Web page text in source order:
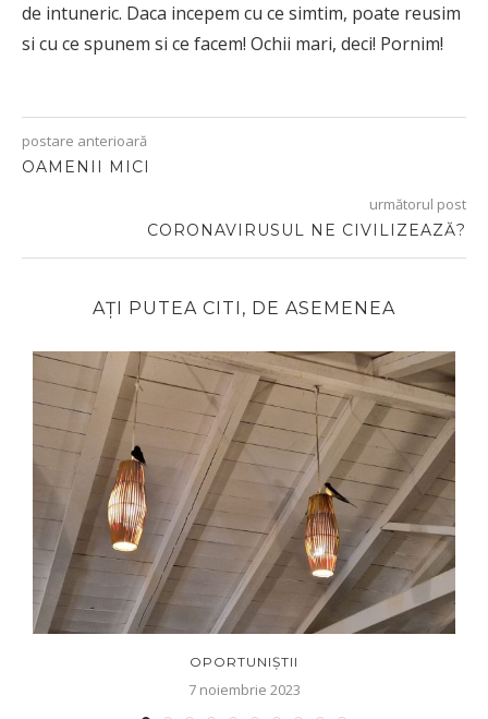
de intuneric. Daca incepem cu ce simtim, poate reusim
si cu ce spunem si ce facem! Ochii mari, deci! Pornim!
postare anterioară
OAMENII MICI
următorul post
CORONAVIRUSUL NE CIVILIZEAZĂ?
AȚI PUTEA CITI, DE ASEMENEA
OPORTUNIȘTII
7 noiembrie 2023